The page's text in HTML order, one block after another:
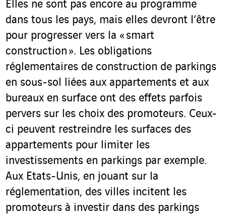
Elles ne sont pas encore au programme
dans tous les pays, mais elles devront l’être
pour progresser vers la « smart
construction ». Les obligations
réglementaires de construction de parkings
en sous-sol liées aux appartements et aux
bureaux en surface ont des effets parfois
pervers sur les choix des promoteurs. Ceux-
ci peuvent restreindre les surfaces des
appartements pour limiter les
investissements en parkings par exemple.
Aux Etats-Unis, en jouant sur la
réglementation, des villes incitent les
promoteurs à investir dans des parkings